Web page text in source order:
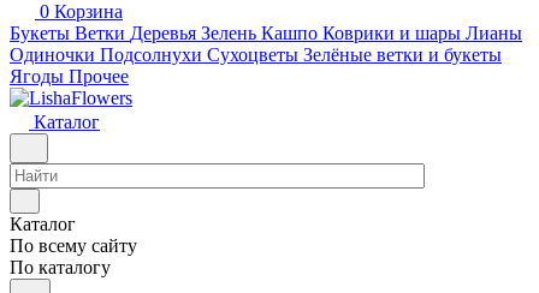
0 Корзина
Букеты Ветки Деревья Зелень Кашпо Коврики и шары Лианы
Одиночки Подсолнухи Сухоцветы Зелёные ветки и букеты
Ягоды Прочее
Каталог
Каталог
По всему сайту
По каталогу